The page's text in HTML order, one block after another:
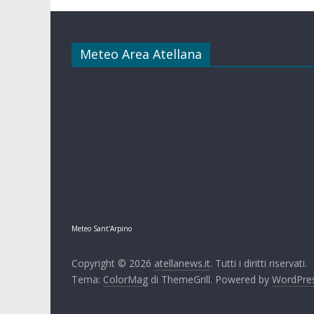
Meteo Area Atellana
Meteo Sant'Arpino
Copyright © 2026 atellanews.it. Tutti i diritti riservati.
Tema: ColorMag di ThemeGrill. Powered by